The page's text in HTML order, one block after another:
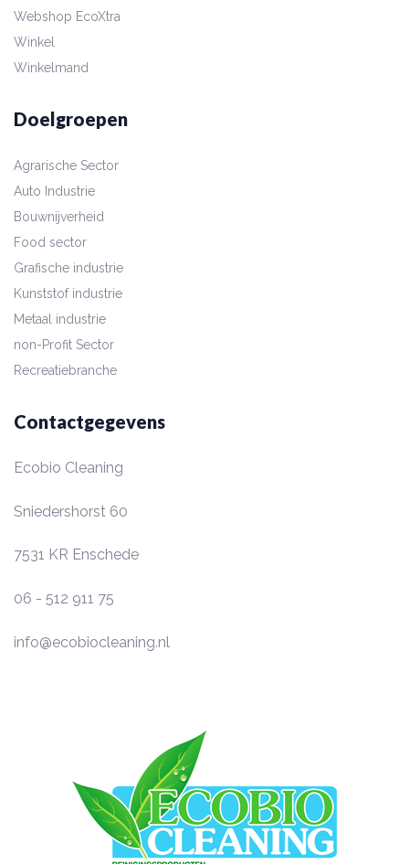
Webshop EcoXtra
Winkel
Winkelmand
Doelgroepen
Agrarische Sector
Auto Industrie
Bouwnijverheid
Food sector
Grafische industrie
Kunststof industrie
Metaal industrie
non-Profit Sector
Recreatiebranche
Contactgegevens
Ecobio Cleaning
Sniedershorst 60
7531 KR Enschede
06 - 512 911 75
info@ecobiocleaning.nl